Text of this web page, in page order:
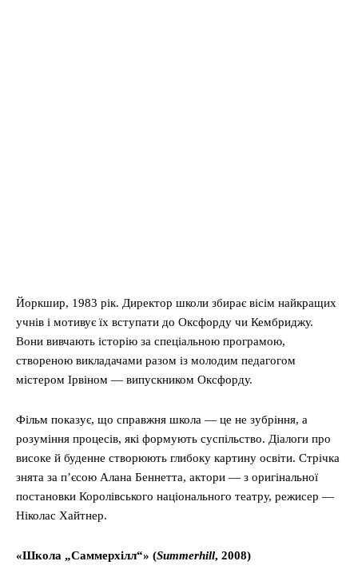
Йоркшир, 1983 рік. Директор школи збирає вісім найкращих
учнів і мотивує їх вступати до Оксфорду чи Кембриджу.
Вони вивчають історію за спеціальною програмою,
створеною викладачами разом із молодим педагогом
містером Ірвіном — випускником Оксфорду.
Фільм показує, що справжня школа — це не зубріння, а
розуміння процесів, які формують суспільство. Діалоги про
високе й буденне створюють глибоку картину освіти. Стрічка
знята за п’єсою Алана Беннетта, актори — з оригінальної
постановки Королівського національного театру, режисер —
Ніколас Хайтнер.
«Школа „Саммерхілл“» (Summerhill, 2008)